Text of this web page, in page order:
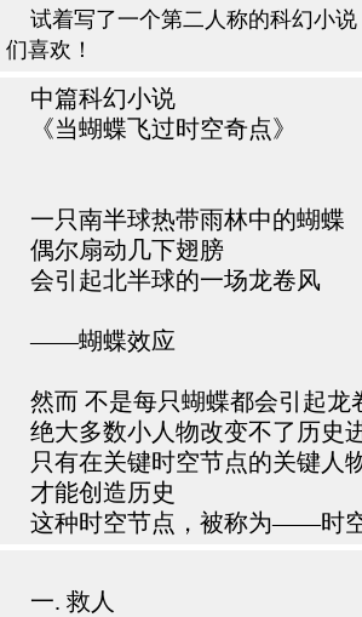
试着写了一个第二人称的科幻小说
们喜欢！
中篇科幻小说
《当蝴蝶飞过时空奇点》
一只南半球热带雨林中的蝴蝶
偶尔扇动几下翅膀
会引起北半球的一场龙卷风
——蝴蝶效应
然而 不是每只蝴蝶都会引起龙
绝大多数小人物改变不了历史
只有在关键时空节点的关键人
才能创造历史
这种时空节点，被称为——时
一. 救人